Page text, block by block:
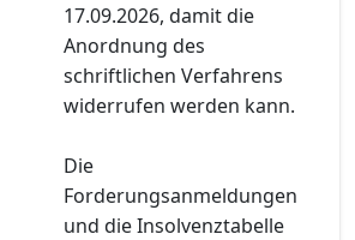
17.09.2026, damit die
Anordnung des
schriftlichen Verfahrens
widerrufen werden kann.
Die
Forderungsanmeldungen
und die Insolvenztabelle